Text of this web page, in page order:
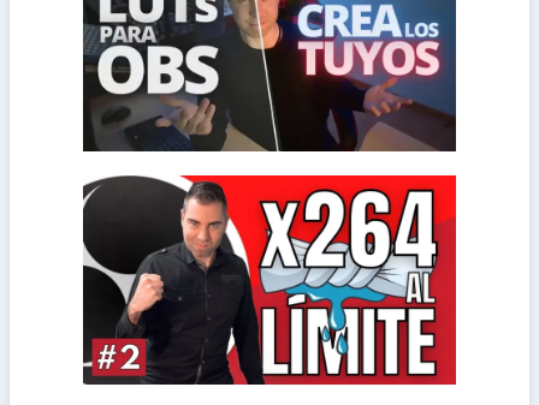
Filtros de cámara para OBS
¿qué son las LUTs?
Aquí vas a aprender a crear tus propios
Cómo configurar x264 en
OBS
Aquí vas a aprender cómo configurar x264
en OBS para transmitir o grabar. Vas a
comprender el por qué de